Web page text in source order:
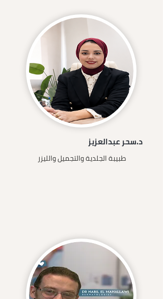
د.سحر عبدالعزيز
طبيبة الجلدية والتجميل والليزر